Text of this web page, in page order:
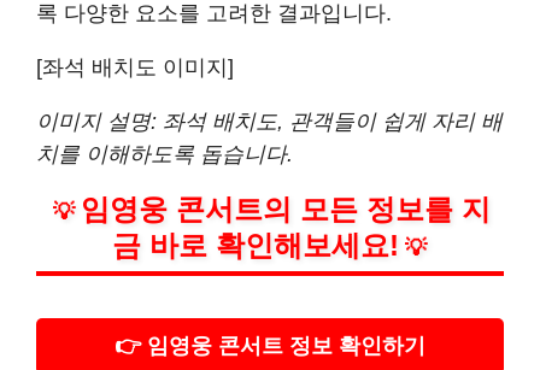
록 다양한 요소를 고려한 결과입니다.
[좌석 배치도 이미지]
이미지 설명: 좌석 배치도, 관객들이 쉽게 자리 배
치를 이해하도록 돕습니다.
💡 임영웅 콘서트의 모든 정보를 지
금 바로 확인해보세요! 💡
👉 임영웅 콘서트 정보 확인하기